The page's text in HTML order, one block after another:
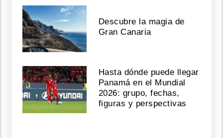
Descubre la magia de
Gran Canaria
Hasta dónde puede llegar
Panamá en el Mundial
2026: grupo, fechas,
figuras y perspectivas